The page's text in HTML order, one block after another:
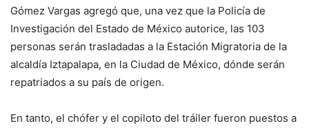
Gómez Vargas agregó que, una vez que la Policía de
Investigación del Estado de México autorice, las 103
personas serán trasladadas a la Estación Migratoria de la
alcaldía Iztapalapa, en la Ciudad de México, dónde serán
repatriados a su país de origen.
En tanto, el chófer y el copiloto del tráiler fueron puestos a